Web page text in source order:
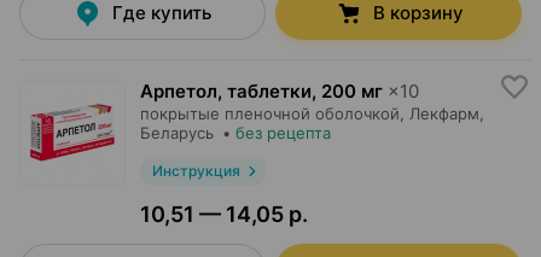
Где купить В корзину
Арпетол, таблетки, 200 мг ×10
покрытые пленочной оболочкой, Лекфарм
Беларусь • без рецепта
Инструкция
10,51 — 14,05 р.